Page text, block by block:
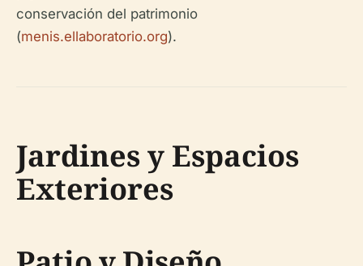
conservación del patrimonio
(menis.ellaboratorio.org).
Jardines y Espacios
Exteriores